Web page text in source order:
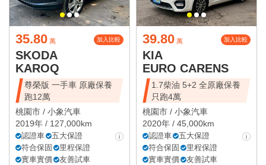
35.80 萬 加入比較
SKODA
KAROQ
尊榮版 一手車 原廠保養
跑12萬
桃園市 / 小象汽車
2019年 / 127,000km
認證車
五大保證
符合保固
里程保證
實車實價
友善試車
39.80 萬 加入比較
KIA
EURO CARENS
1.7柴油 5+2 全原廠保養
只跑4萬
桃園市 / 小象汽車
2020年 / 45,000km
認證車
五大保證
符合保固
里程保證
實車實價
友善試車